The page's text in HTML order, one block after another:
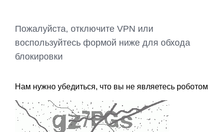
Пожалуйста, отключите VPN или
воспользуйтесь формой ниже для обхода
блокировки
Нам нужно убедиться, что вы не являетесь роботом